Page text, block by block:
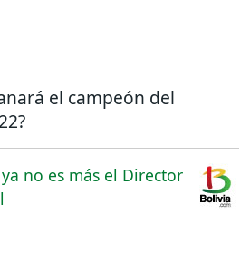
el campeón del